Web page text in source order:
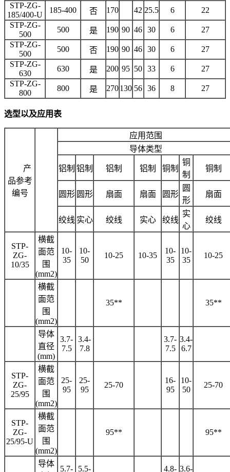
STP-ZG-
185/400-U
185-400 否 170 42 25.5 6
22
STP-ZG-
500
500 是 190 90 46 30 6
27
STP-ZG-
500
500 否 190 90 46 30 6
27
STP-ZG-
630
630 是 200 95 50 33 6
27
STP-ZG-
800
800 是 270130 56 36 8 27
选型以及应用表
产
品参考
编号
应用范围
导体类型
铝制 铝制 铝制 铝制 铜制
铜
制
铜制
圆形 圆形 扇面 扇面 圆形
圆
形
扇面
绞线 实心 绞线 实心 绞线
实
心
绞线
STP-
ZG-
10/35
横截
面范
围
(mm2)
10-
35
10-
50
10-25 10-35
10-
35
10-
35
10-25
横截
面范
围
(mm2)
35** 35**
导体
直径
(mm)
3.7-
7.5
3.4-
7.8
3.7-
7.5
3.4-
6.7
STP-
ZG-
25/95
横截
面范
围
(mm2)
25-
95
25-
95
25-70
16-
95
10-
50
25-70
STP-
ZG-
25/95-U
横截
面范
围
(mm2)
95** 95**
导体
5.7- 5.5- 4.8- 3.6-